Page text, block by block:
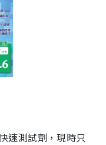
速測試劑，現時只